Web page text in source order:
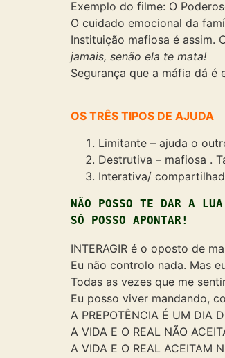
Exemplo do filme: O
O cuidado emocional da
Instituição mafiosa é assim.
jamais, senão ela te mata!
Segurança que a máfia dá
OS TRÊS TIPOS DE AJUDA
Limitante – ajuda o
Destrutiva – mafiosa .
Interativa/
NÃO POSSO TE DAR A
SÓ POSSO APONTAR!
INTERAGIR é o oposto de
Eu não controlo nada. Mas
Todas as vezes que me
Eu posso viver mandando,
A PREPOTÊNCIA É UM DIA
A VIDA E O REAL NÃO
A VIDA E O REAL ACEITAM